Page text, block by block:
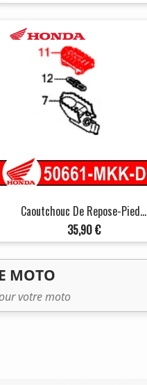
Caoutchouc De Repose-Pied...
Prix
35,90 €
MOTO
votre moto